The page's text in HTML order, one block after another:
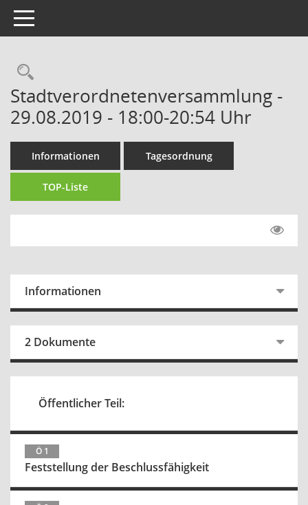
Toggle navigation
Rechercheauswahl
Stadtverordnetenversammlung -
29.08.2019 - 18:00-20:54 Uhr
Informationen Tagesordnung
TOP-Liste
Informationen
2 Dokumente
Öffentlicher Teil:
Ö 1
Feststellung der Beschlussfähigkeit